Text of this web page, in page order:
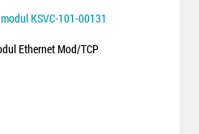
KSVC-101-00131
Ethernet Mod/TCP